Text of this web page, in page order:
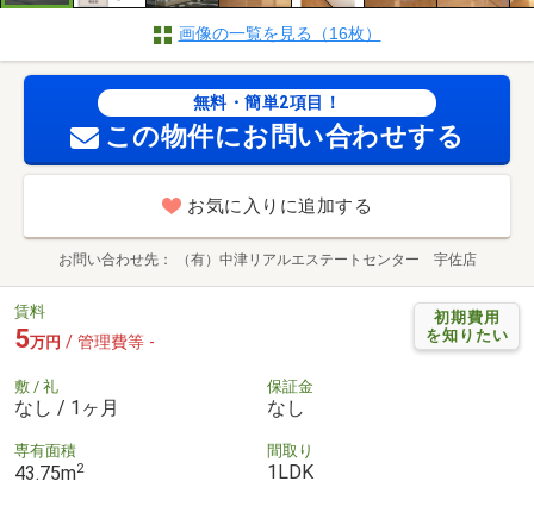
画像の一覧を見る（16枚）
無料・簡単2項目！
この物件にお問い合わせする
お気に入りに追加する
お問い合わせ先 （有）中津リアルエステートセンター 宇佐店
初期費用
を知りたい
賃料
5万円 / 管理費等 -
敷 / 礼
なし / 1ヶ月
保証金
なし
専有面積
43.75m2
間取り
1LDK